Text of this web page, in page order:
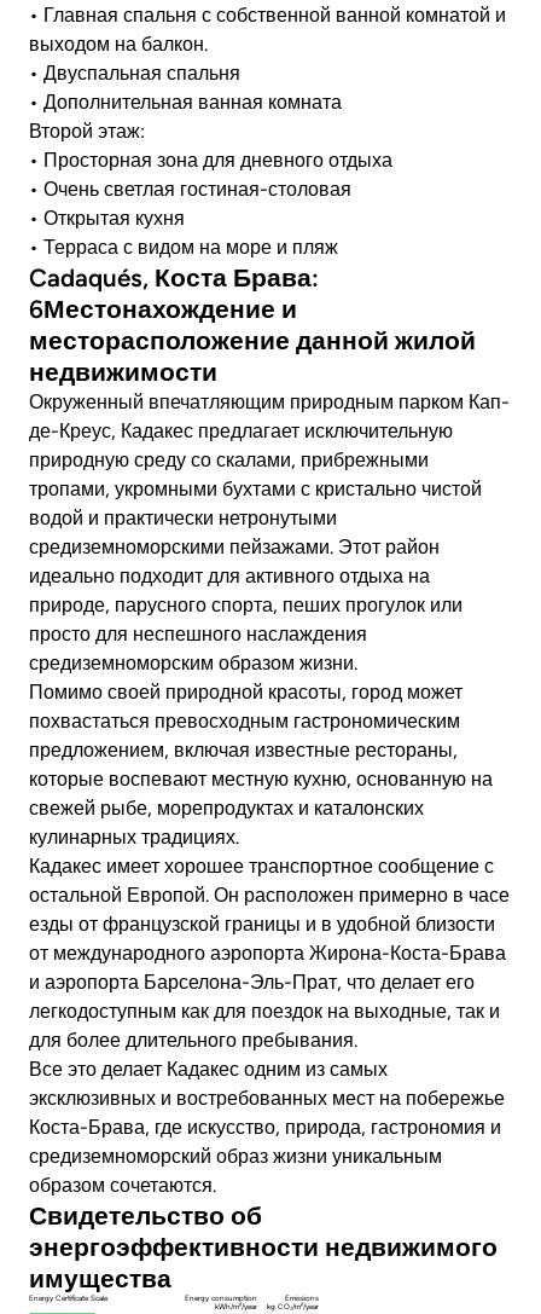
• Главная спальня с собственной ванной комнатой и
выходом на балкон.
• Двуспальная спальня
• Дополнительная ванная комната
Второй этаж:
• Просторная зона для дневного отдыха
• Очень светлая гостиная-столовая
• Открытая кухня
• Терраса с видом на море и пляж
Cadaqués, Коста Брава:
6Местонахождение и
месторасположение данной жилой
недвижимости
Окруженный впечатляющим природным парком Кап-
де-Креус, Кадакес предлагает исключительную
природную среду со скалами, прибрежными
тропами, укромными бухтами с кристально чистой
водой и практически нетронутыми
средиземноморскими пейзажами. Этот район
идеально подходит для активного отдыха на
природе, парусного спорта, пеших прогулок или
просто для неспешного наслаждения
средиземноморским образом жизни.
Помимо своей природной красоты, город может
похвастаться превосходным гастрономическим
предложением, включая известные рестораны,
которые воспевают местную кухню, основанную на
свежей рыбе, морепродуктах и ​​каталонских
кулинарных традициях.
Кадакес имеет хорошее транспортное сообщение с
остальной Европой. Он расположен примерно в часе
езды от французской границы и в удобной близости
от международного аэропорта Жирона-Коста-Брава
и аэропорта Барселона-Эль-Прат, что делает его
легкодоступным как для поездок на выходные, так и
для более длительного пребывания.
Все это делает Кадакес одним из самых
эксклюзивных и востребованных мест на побережье
Коста-Брава, где искусство, природа, гастрономия и
средиземноморский образ жизни уникальным
образом сочетаются.
Свидетельство об
энергоэффективности недвижимого
имущества
Energy Certificate Scale
Energy consumption
kWh/m²/year
Emissions
kg CO₂/m²/year